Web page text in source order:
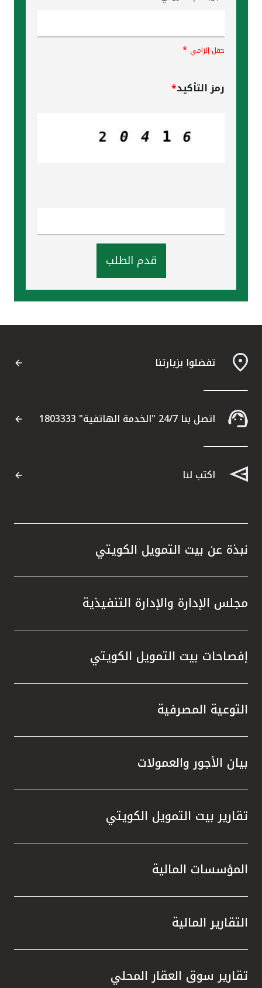
حقل إلزامي *
رمز التأكيد*
قدم الطلب
تفضلوا بزيارتنا
اتصل بنا 24/7 "الخدمة الهاتفية" 1803333
اكتب لنا
نبذة عن بيت التمويل الكويتي
مجلس الإدارة والإدارة التنفيذية
إفصاحات بيت التمويل الكويتي
التوعية المصرفية
بيان الأجور والعمولات
تقارير بيت التمويل الكويتي
المؤسسات المالية
التقارير المالية
تقارير سوق العقار المحلي